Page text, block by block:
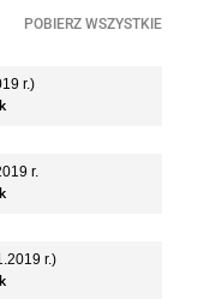
POBIERZ WSZYSTKIE
r.)
r.
r.)